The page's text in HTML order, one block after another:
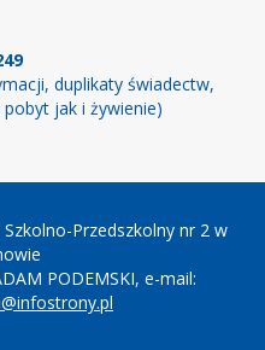
duplikaty świadectw,
jak i żywienie)
Szkolno-Przedszkolny nr 2 w
PODEMSKI, e-mail: